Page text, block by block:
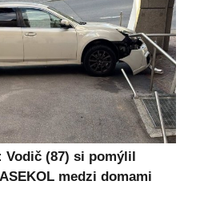
Vodič (87) si pomýlil
medzi domami